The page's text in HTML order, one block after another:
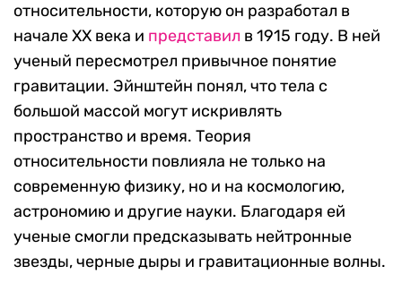
относительности, которую он разработал в
начале ХХ века и представил в 1915 году. В ней
ученый пересмотрел привычное понятие
гравитации. Эйнштейн понял, что тела с
большой массой могут искривлять
пространство и время. Теория
относительности повлияла не только на
современную физику, но и на космологию,
астрономию и другие науки. Благодаря ей
ученые смогли предсказывать нейтронные
звезды, черные дыры и гравитационные волны.